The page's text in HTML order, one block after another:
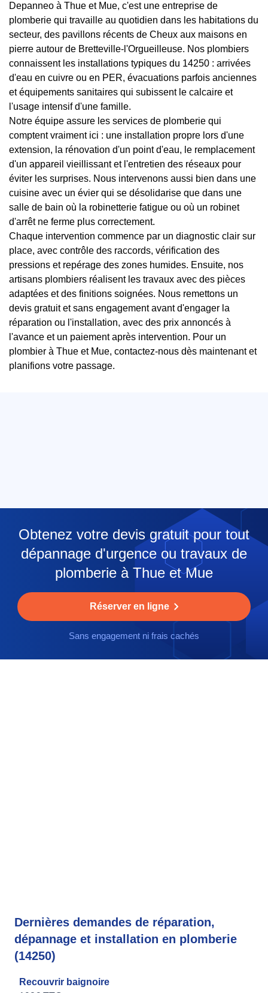
Depanneo à Thue et Mue, c'est une entreprise de
plomberie qui travaille au quotidien dans les habitations du
secteur, des pavillons récents de Cheux aux maisons en
pierre autour de Bretteville-l'Orgueilleuse. Nos plombiers
connaissent les installations typiques du 14250 : arrivées
d'eau en cuivre ou en PER, évacuations parfois anciennes
et équipements sanitaires qui subissent le calcaire et
l'usage intensif d'une famille.
Notre équipe assure les services de plomberie qui
comptent vraiment ici : une installation propre lors d'une
extension, la rénovation d'un point d'eau, le remplacement
d'un appareil vieillissant et l'entretien des réseaux pour
éviter les surprises. Nous intervenons aussi bien dans une
cuisine avec un évier qui se désolidarise que dans une
salle de bain où la robinetterie fatigue ou où un robinet
d'arrêt ne ferme plus correctement.
Chaque intervention commence par un diagnostic clair sur
place, avec contrôle des raccords, vérification des
pressions et repérage des zones humides. Ensuite, nos
artisans plombiers réalisent les travaux avec des pièces
adaptées et des finitions soignées. Nous remettons un
devis gratuit et sans engagement avant d'engager la
réparation ou l'installation, avec des prix annoncés à
l'avance et un paiement après intervention. Pour un
plombier à Thue et Mue, contactez-nous dès maintenant et
planifions votre passage.
Obtenez votre devis gratuit pour tout
dépannage d'urgence ou travaux de
plomberie à Thue et Mue
Réserver en ligne
Sans engagement ni frais cachés
Dernières demandes de réparation,
dépannage et installation en plomberie
(14250)
Recouvrir baignoire